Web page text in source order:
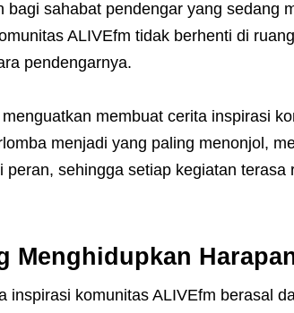
bagi sahabat pendengar yang sedang
ALIVEfm tidak berhenti di
pendengarnya.
membuat cerita inspirasi
menjadi yang paling menonjol,
sehingga setiap kegiatan terasa
Menghidupkan
inspirasi komunitas ALIVEfm berasal